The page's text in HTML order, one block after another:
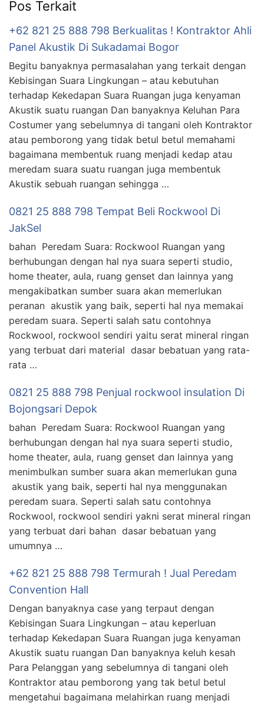
Pos Terkait
+62 821 25 888 798 Berkualitas ! Kontraktor Ahli
Panel Akustik Di Sukadamai Bogor
Begitu banyaknya permasalahan yang terkait dengan
Kebisingan Suara Lingkungan – atau kebutuhan
terhadap Kekedapan Suara Ruangan juga kenyaman
Akustik suatu ruangan Dan banyaknya Keluhan Para
Costumer yang sebelumnya di tangani oleh Kontraktor
atau pemborong yang tidak betul betul memahami
bagaimana membentuk ruang menjadi kedap atau
meredam suara suatu ruangan juga membentuk
Akustik sebuah ruangan sehingga …
0821 25 888 798 Tempat Beli Rockwool Di
JakSel
bahan Peredam Suara: Rockwool Ruangan yang
berhubungan dengan hal nya suara seperti studio,
home theater, aula, ruang genset dan lainnya yang
mengakibatkan sumber suara akan memerlukan
peranan akustik yang baik, seperti hal nya memakai
peredam suara. Seperti salah satu contohnya
Rockwool, rockwool sendiri yaitu serat mineral ringan
yang terbuat dari material dasar bebatuan yang rata-
rata …
0821 25 888 798 Penjual rockwool insulation Di
Bojongsari Depok
bahan Peredam Suara: Rockwool Ruangan yang
berhubungan dengan hal nya suara seperti studio,
home theater, aula, ruang genset dan lainnya yang
menimbulkan sumber suara akan memerlukan guna
akustik yang baik, seperti hal nya menggunakan
peredam suara. Seperti salah satu contohnya
Rockwool, rockwool sendiri yakni serat mineral ringan
yang terbuat dari bahan dasar bebatuan yang
umumnya …
+62 821 25 888 798 Termurah ! Jual Peredam
Convention Hall
Dengan banyaknya case yang terpaut dengan
Kebisingan Suara Lingkungan – atau keperluan
terhadap Kekedapan Suara Ruangan juga kenyaman
Akustik suatu ruangan Dan banyaknya keluh kesah
Para Pelanggan yang sebelumnya di tangani oleh
Kontraktor atau pemborong yang tak betul betul
mengetahui bagaimana melahirkan ruang menjadi